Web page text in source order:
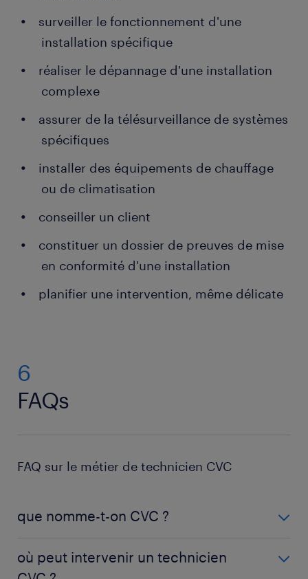
surveiller le fonctionnement d'une
installation spécifique
réaliser le dépannage d'une installation
complexe
assurer de la télésurveillance de systèmes
spécifiques
installer des équipements de chauffage
ou de climatisation
conseiller un client
constituer un dossier de preuves de mise
en conformité d'une installation
planifier une intervention, même délicate
6
FAQs
FAQ sur le métier de technicien CVC
que nomme-t-on CVC ?
chauffage, de la ventilation et de la climatisation. Il
où peut intervenir un technicien